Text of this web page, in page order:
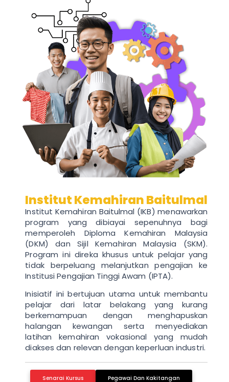
Institut Kemahiran Baitulmal
Institut Kemahiran Baitulmal (IKB) menawarkan
program yang dibiayai sepenuhnya bagi
memperoleh Diploma Kemahiran Malaysia
(DKM) dan Sijil Kemahiran Malaysia (SKM).
Program ini direka khusus untuk pelajar yang
tidak berpeluang melanjutkan pengajian ke
Institusi Pengajian Tinggi Awam (IPTA).
Inisiatif ini bertujuan utama untuk membantu
pelajar dari latar belakang yang kurang
berkemampuan dengan menghapuskan
halangan kewangan serta menyediakan
latihan kemahiran vokasional yang mudah
diakses dan relevan dengan keperluan industri.
Senarai Kursus Pegawai Dan Kakitangan